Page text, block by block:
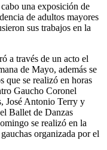
una exposición de
de adultos mayores
sus trabajos en la
a través de un acto el
de Mayo, además se
que se realizó en horas
Gaucho Coronel
José Antonio Terry y
Ballet de Danzas
se realizó en la
organizada por el